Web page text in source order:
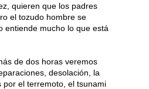
quieren que los padres
el tozudo hombre se
entiende mucho lo que está
de dos horas veremos
desolación, la
por el terremoto, el tsunami